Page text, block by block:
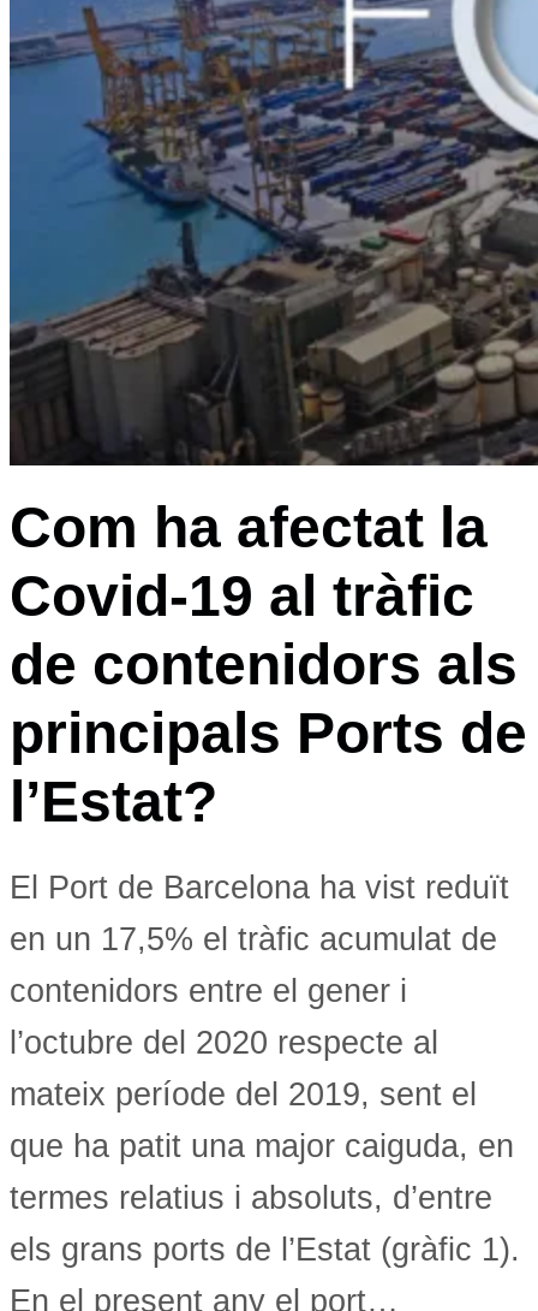
Com ha afectat la
Covid-19 al tràfic
de contenidors als
principals Ports de
l’Estat?
El Port de Barcelona ha vist reduït
en un 17,5% el tràfic acumulat de
contenidors entre el gener i
l’octubre del 2020 respecte al
mateix període del 2019, sent el
que ha patit una major caiguda, en
termes relatius i absoluts, d’entre
els grans ports de l’Estat (gràfic 1).
En el present any el port…